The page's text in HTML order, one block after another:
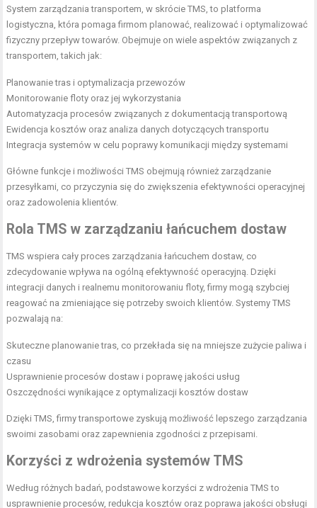
System zarządzania transportem, w skrócie TMS, to platforma
logistyczna, która pomaga firmom planować, realizować i optymalizować
fizyczny przepływ towarów. Obejmuje on wiele aspektów związanych z
transportem, takich jak:
Planowanie tras i optymalizacja przewozów
Monitorowanie floty oraz jej wykorzystania
Automatyzacja procesów związanych z dokumentacją transportową
Ewidencja kosztów oraz analiza danych dotyczących transportu
Integracja systemów w celu poprawy komunikacji między systemami
Główne funkcje i możliwości TMS obejmują również zarządzanie
przesyłkami, co przyczynia się do zwiększenia efektywności operacyjnej
oraz zadowolenia klientów.
Rola TMS w zarządzaniu łańcuchem dostaw
TMS wspiera cały proces zarządzania łańcuchem dostaw, co
zdecydowanie wpływa na ogólną efektywność operacyjną. Dzięki
integracji danych i realnemu monitorowaniu floty, firmy mogą szybciej
reagować na zmieniające się potrzeby swoich klientów. Systemy TMS
pozwalają na:
Skuteczne planowanie tras, co przekłada się na mniejsze zużycie paliwa i
czasu
Usprawnienie procesów dostaw i poprawę jakości usług
Oszczędności wynikające z optymalizacji kosztów dostaw
Dzięki TMS, firmy transportowe zyskują możliwość lepszego zarządzania
swoimi zasobami oraz zapewnienia zgodności z przepisami.
Korzyści z wdrożenia systemów TMS
Według różnych badań, podstawowe korzyści z wdrożenia TMS to
usprawnienie procesów, redukcja kosztów oraz poprawa jakości obsługi